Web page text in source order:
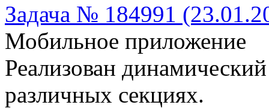
Задача № 184991
Мобильное приложение
Реализован
различных секциях.